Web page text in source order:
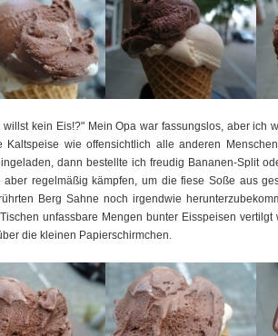
willst kein Eis!?" Mein Opa war fassungslos, aber ich
Kaltspeise wie offensichtlich alle anderen
dann bestellte ich freudig Bananen-Split
aber regelmäßig kämpfen, um die fiese Soße aus
Berg Sahne noch irgendwie
unfassbare Mengen bunter Eisspeisen
die kleinen Papierschirmchen.